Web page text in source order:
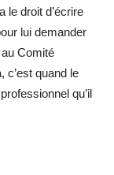
le droit d’écrire
lui demander
Comité
c’est quand le
qu’il